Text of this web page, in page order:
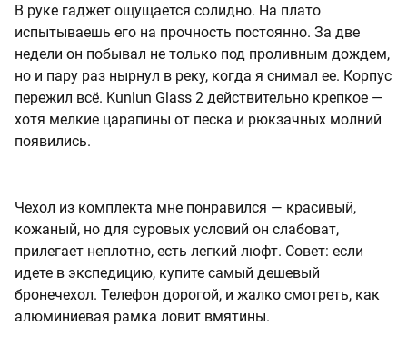
В руке гаджет ощущается солидно. На плато
испытываешь его на прочность постоянно. За две
недели он побывал не только под проливным дождем,
но и пару раз нырнул в реку, когда я снимал ее. Корпус
пережил всё. Kunlun Glass 2 действительно крепкое —
хотя мелкие царапины от песка и рюкзачных молний
появились.
Чехол из комплекта мне понравился — красивый,
кожаный, но для суровых условий он слабоват,
прилегает неплотно, есть легкий люфт. Совет: если
идете в экспедицию, купите самый дешевый
бронечехол. Телефон дорогой, и жалко смотреть, как
алюминиевая рамка ловит вмятины.